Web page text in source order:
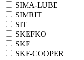
SIMA-LUBE
SIMRIT
SIT
SKEFKO
SKF
SKF-COOPER